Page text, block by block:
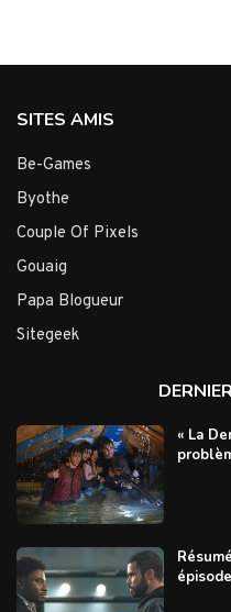
SITES AMIS
Be-Games
Byothe
Couple Of Pixels
Gouaig
Papa Blogueur
Sitegeek
« La